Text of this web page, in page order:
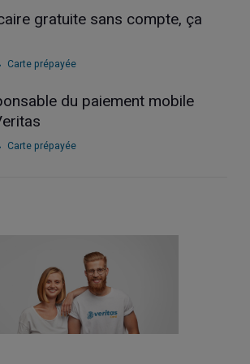
gratuite sans compte, ça
Carte prépayée
du paiement mobile
Carte prépayée